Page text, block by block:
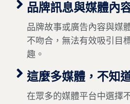
品牌訊息與媒體內
品牌故事或廣告內容與媒
不吻合，無法有效吸引目
趣。
這麼多媒體，不知
在眾多的媒體平台中選擇